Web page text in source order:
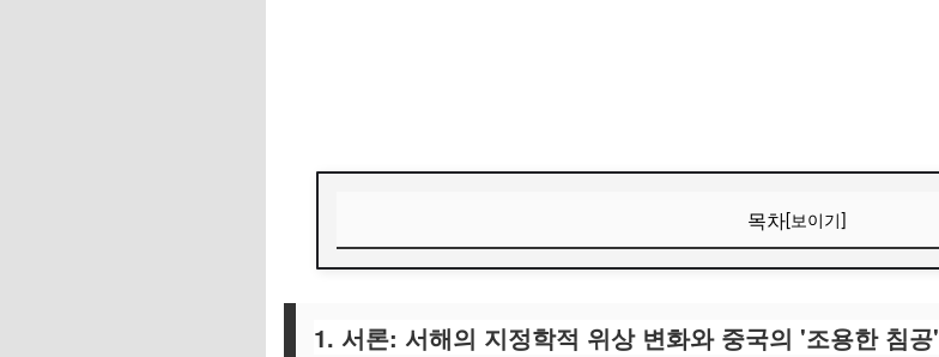
목차[보이기]
1.1 서해의 전략적 가치와 안보 환경의 변화
1. 서론: 서해의 지정학적 위상 변화와 중국의 '조용한 침공'